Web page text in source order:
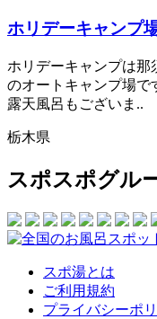
ホリデーキャンプ
ホリデーキャンプは
のオートキャンプ場で
露天風呂もございま..
栃木県
スポスポグル
スポ湯とは
ご利用規約
プライバシーポ